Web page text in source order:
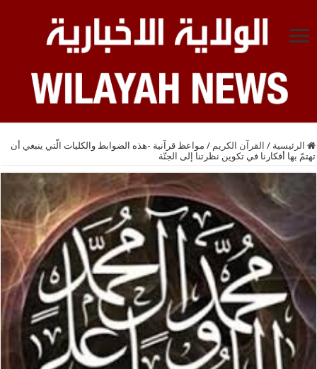
الرئيسية / القرآن الكريم / مواعظ قرآنية -هذه الضوابط والكليات الّتي ينبغي أن
تهتمّ بها أفكارنا في تكوين نظرتنا إلى الجنّة